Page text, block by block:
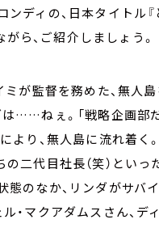
ィの、日本タイトル『
ら、ご紹介しましょう。
ミが監督を務めた、無人
……ねぇ。「戦略企画部だ
より、無人島に流れ着く
二代目社長（笑）といっ
のなか、リンダがサバ
・マクアダムスさん、デ